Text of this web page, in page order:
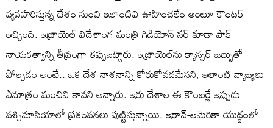
వ్యవహరిస్తున్న దేశం నుంచి ఇలాంటివి ఊహించలేం అంటూ కౌంటర్
ఇచ్చింది. ఇజ్రాయెల్ విదేశాంగ మంత్రి గిడియోన్ సర్ కూడా పాక్‌
నాయకత్వాన్ని తీవ్రంగా తప్పుబట్టారు. ఇజ్రాయెల్‌ను క్యాన్సర్‌ జబ్బుతో
పోల్చడం అంటే.. ఒక దేశ నాశనాన్ని కోరుకోవడమేనని, ఇలాంటి వ్యాఖ్యలు
ఏమాత్రం మంచివి కావని అన్నారు. ఇరు దేశాల ఈ కౌంటర్లే ఇప్పుడు
పశ్చిమాసియాలో ప్రకంపనలు పుట్టిస్తున్నాయి. ఇరాన్‌-అమెరికా యుద్ధంలో